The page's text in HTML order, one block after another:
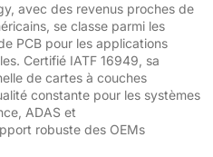
avec des revenus proches de
se classe parmi les
PCB pour les applications
Certifié IATF 16949, sa
de cartes à couches
constante pour les systèmes
ADAS et
robuste des OEMs